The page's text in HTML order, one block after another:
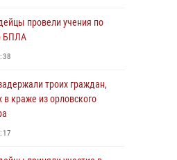
действий
2
приняли от граждан
провели учения по
БПЛА
троих граждан,
краже из орловского